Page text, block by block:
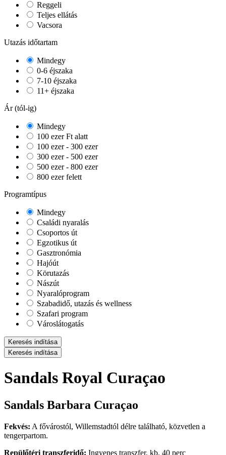
Reggeli
Teljes ellátás
Vacsora
Utazás időtartam
Mindegy
0-6 éjszaka
7-10 éjszaka
11+ éjszaka
Ár (tól-ig)
Mindegy
100 ezer Ft alatt
100 ezer - 300 ezer
300 ezer - 500 ezer
500 ezer - 800 ezer
800 ezer felett
Programtípus
Mindegy
Családi nyaralás
Csoportos út
Egzotikus út
Gasztronómia
Hajóút
Körutazás
Nászút
Nyaralóprogram
Szabadidő, utazás és wellness
Szafari program
Városlátogatás
Keresés indítása
Keresés indítása
Sandals Royal Curaçao
Sandals Barbara Curaçao
Fekvés: A fővárostól, Willemstadtól délre található, közvetlen a
tengerpartom.
Repülőtéri transzferidő: Ingyenes transzfer, kb. 40 perc